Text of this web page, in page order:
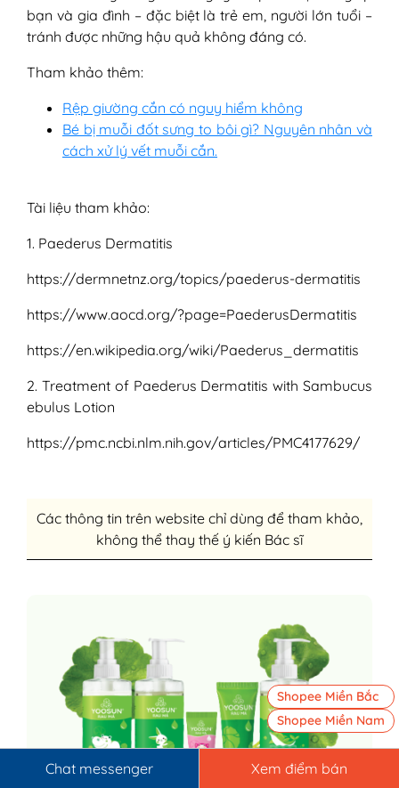
bạn và gia đình – đặc biệt là trẻ em, người lớn tuổi –
tránh được những hậu quả không đáng có.
Tham khảo thêm:
Rệp giường cắn có nguy hiểm không
Bé bị muỗi đốt sưng to bôi gì? Nguyên nhân và
cách xử lý vết muỗi cắn.
Tài liệu tham khảo:
1. Paederus Dermatitis
https://dermnetnz.org/topics/paederus-dermatitis
https://www.aocd.org/?page=PaederusDermatitis
https://en.wikipedia.org/wiki/Paederus_dermatitis
2. Treatment of Paederus Dermatitis with Sambucus
ebulus Lotion
https://pmc.ncbi.nlm.nih.gov/articles/PMC4177629/
Các thông tin trên website chỉ dùng để tham khảo,
không thể thay thế ý kiến Bác sĩ
Chat messenger Xem điểm bán
Shopee Miền Bắc
Shopee Miền Nam